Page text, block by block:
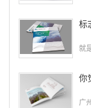
就
册
计
国
标
就
设
计
的
广